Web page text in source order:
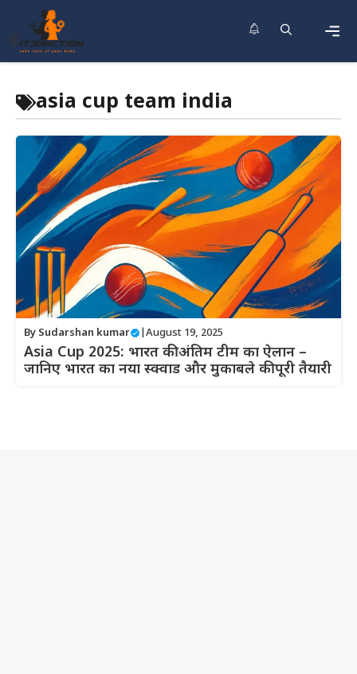
content
asia cup team india
By Sudarshan kumar August 19, 2025
Asia Cup 2025: भारत की अंतिम टीम का ऐलान –
जानिए भारत का नया स्क्वाड और मुकाबले की पूरी तैयारी